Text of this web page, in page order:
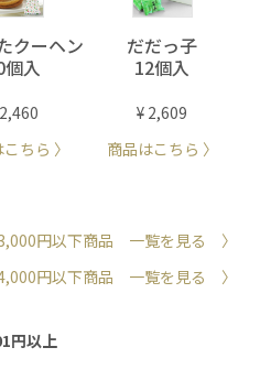
クーヘン
個入
ちら 〉
だだっ子
12個入
¥ 2,609
商品はこちら 〉
円以下商品 一覧を見る 〉
円以下商品 一覧を見る 〉
円以上